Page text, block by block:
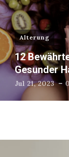
Alterung
12
Gesunder
Jul 21, 2023